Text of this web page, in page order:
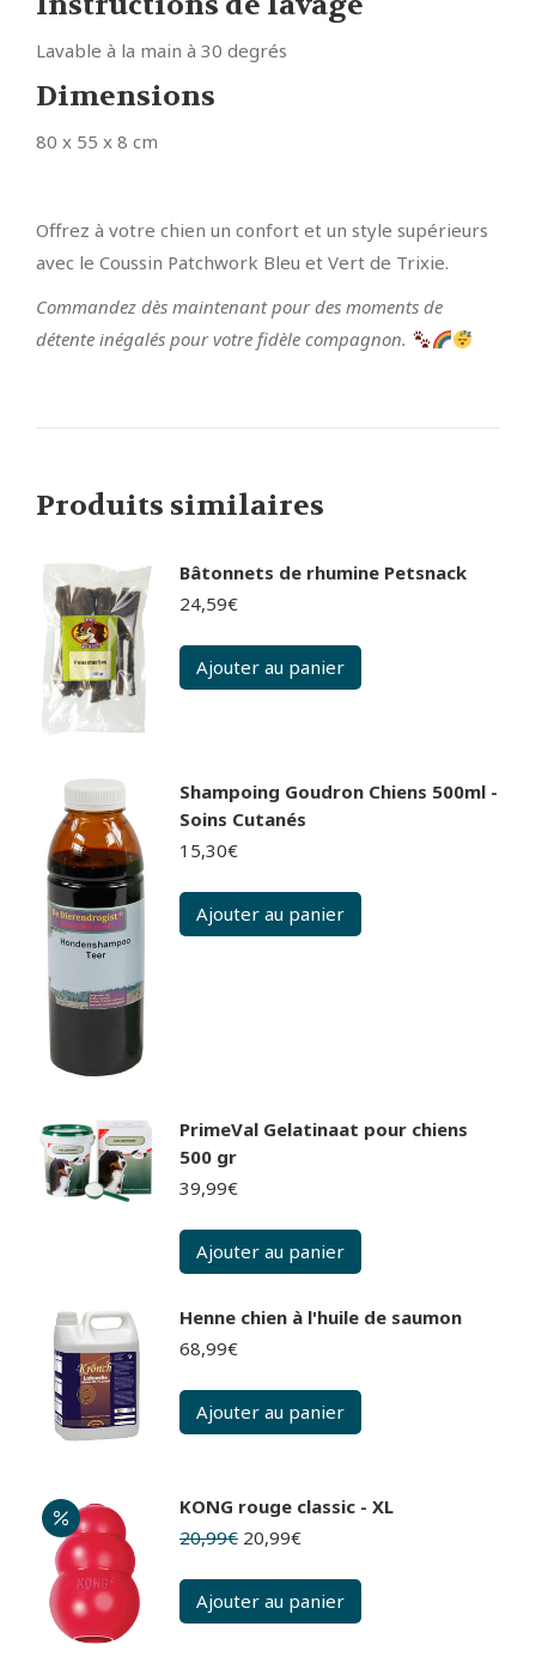
Lavable à la main à 30 degrés
Dimensions
80 x 55 x 8 cm
Offrez à votre chien un confort et un style supérieurs
avec le Coussin Patchwork Bleu et Vert de Trixie.
Commandez dès maintenant pour des moments de
détente inégalés pour votre fidèle compagnon.
Produits similaires
Bâtonnets de rhumine Petsnack
24,59€
Ajouter au panier
Shampoing Goudron Chiens 500ml -
Soins Cutanés
15,30€
Ajouter au panier
PrimeVal Gelatinaat pour chiens
500 gr
39,99€
Ajouter au panier
Henne chien à l'huile de saumon
68,99€
Ajouter au panier
KONG rouge classic - XL
20,99€ Le
initial
était :
20,99€.
20,99€Le
actuel
est :
20,99€.
Ajouter au panier